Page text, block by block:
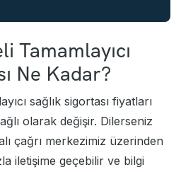
Tamamlayıcı
Ne Kadar?
sağlık sigortası fiyatları
olarak değişir. Dilerseniz
çağrı merkezimiz üzerinden
iletişime geçebilir ve bilgi